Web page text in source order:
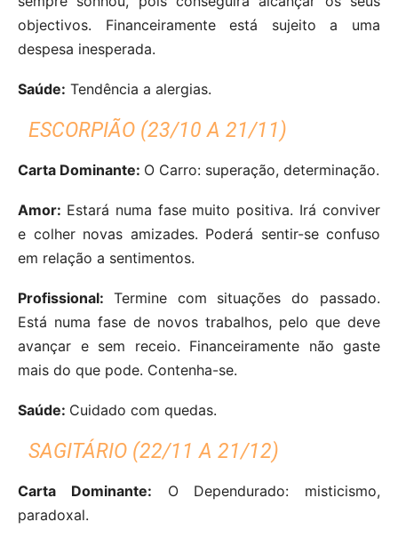
objectivos. Financeiramente está sujeito a uma
despesa inesperada.
Saúde: Tendência a alergias.
ESCORPIÃO (23/10 A 21/11)
Carta Dominante: O Carro: superação, determinação.
Amor: Estará numa fase muito positiva. Irá conviver
e colher novas amizades. Poderá sentir-se confuso
em relação a sentimentos.
Profissional: Termine com situações do passado.
Está numa fase de novos trabalhos, pelo que deve
avançar e sem receio. Financeiramente não gaste
mais do que pode. Contenha-se.
Saúde: Cuidado com quedas.
SAGITÁRIO (22/11 A 21/12)
Carta Dominante: O Dependurado: misticismo,
paradoxal.